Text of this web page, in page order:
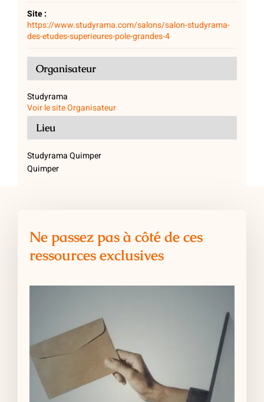
Site :
https://www.studyrama.com/salons/salon-studyrama-
des-etudes-superieures-pole-grandes-4
Lieu
Studyrama Quimper
Quimper
Organisateur
Studyrama
Voir le site Organisateur
Ne passez pas à côté de ces
ressources exclusives